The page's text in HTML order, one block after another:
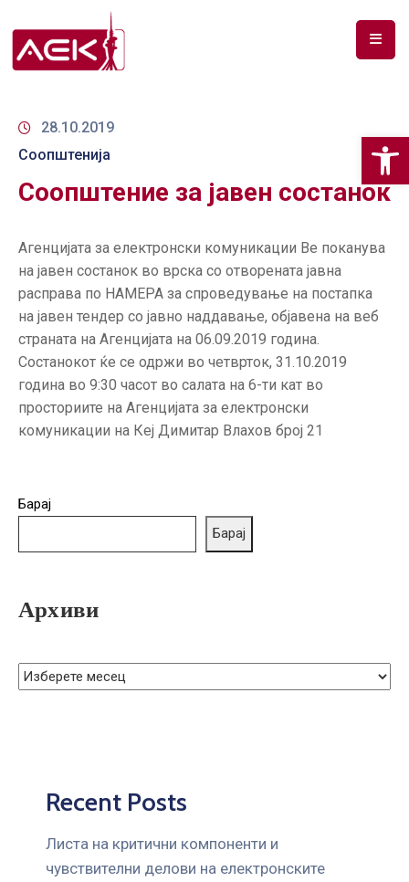
ЗА
ДОКУМЕНТИ
СПЕКТАР
ТЕЛЕКОМУНИКАЦИИ
ГРИЖА
ЗА
ЈАВНИ
28.10.2019
Соопштенија
Соопштение за јавен состанок
Агенцијата за електронски комуникации Ве поканува
на јавен состанок во врска со отворената јавна
расправа по НАМЕРА за спроведување на постапка
на јавен тендер со јавно наддавање, објавена на веб
страната на Агенцијата на 06.09.2019 година.
Состанокот ќе се одржи во четврток, 31.10.2019
година во 9:30 часот во салата на 6-ти кат во
просториите на Агенцијата за електронски
комуникации на Кеј Димитар Влахов број 21
Барај
Барај
Архиви
Recent Posts
Листа на критични компоненти и
чувствителни делови на електронските